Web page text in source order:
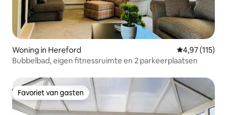
Woning in Hereford Gemiddelde
4,97 (115)
Bubbelbad, eigen fitnessruimte en 2 parkeerplaatsen
Favoriet van gasten
Favoriet van gasten